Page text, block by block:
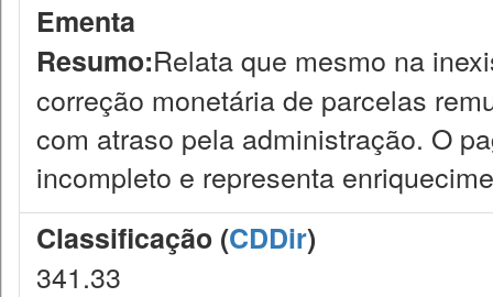
Ementa
Resumo:Relata que mesmo na
correção monetária de parcelas
com atraso pela administração. O
incompleto e representa
Classificação (CDDir)
341.33